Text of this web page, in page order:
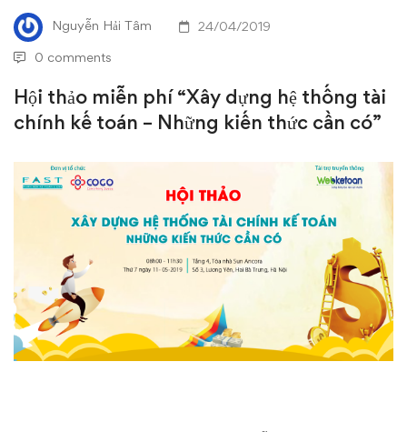
dựng
hệ
thống
tài
chính
toán
–
Những
kiến
Nguyễn Hải Tâm 24/04/2019
0 comments
Hội thảo miễn phí “Xây dựng hệ thống tài
chính kế toán – Những kiến thức cần có”